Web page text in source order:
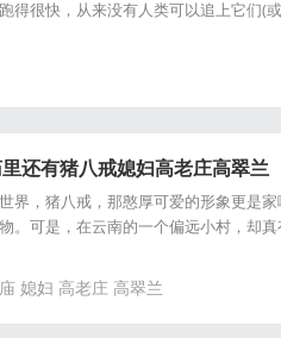
得很快，从来没有人类可以追上它们(
还有猪八戒媳妇高老庄高翠兰
界，猪八戒，那憨厚可爱的形象更是
。可是，在云南的一个偏远小村，却
庙 媳妇 高老庄 高翠兰